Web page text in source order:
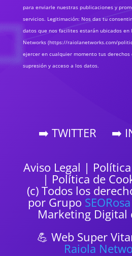
para enviarle nuestras publicaciones y
servicios. Legitimación: Nos das tu
datos que nos facilites estarán ubicados en
Networks (https://raiolanetworks.com/
ejercer en cualquier momento tus
supresión y acceso a los datos.
➡️ TWITTER ➡️
Aviso Legal |
| Política de
(c) Todos los
por Grupo SEORosa
Marketing Digital
💪 Web Super
Raiola